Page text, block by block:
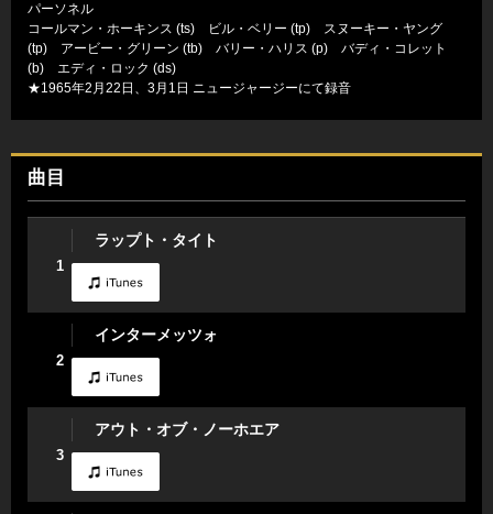
パーソネル
コールマン・ホーキンス (ts) ビル・ベリー (tp) スヌーキー・ヤング
(tp) アービー・グリーン (tb) バリー・ハリス (p) バディ・コレット
(b) エディ・ロック (ds)
★1965年2月22日、3月1日 ニュージャージーにて録音
曲目
1
ラップト・タイト
2
インターメッツォ
3
アウト・オブ・ノーホエア